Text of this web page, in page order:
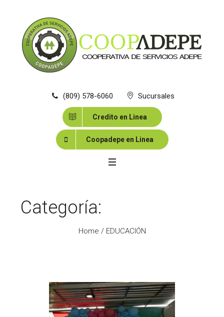
(809) 578-6060 Sucursales
Credito en Linea
Coopadepe en Linea
Categoría:
Home / EDUCACIÓN